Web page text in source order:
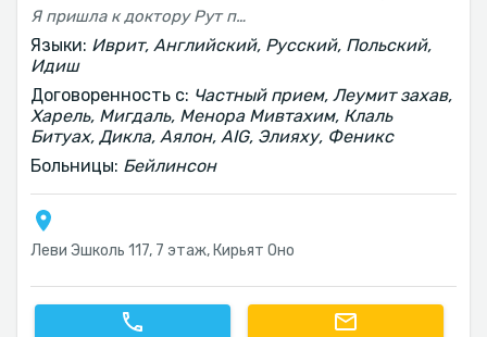
Я пришла к доктору Рут после наблюдения за миомами и по рекомендации рассмотреть лапароскопию. Я долго колебалась, стоит ли идти на операцию, и доктор Рут была исключительно внимательной и терпеливой. Она тщательно изучила все документы и результаты анализов, выслушала каждый вопрос и ясно объяснила все варианты. Кроме того, она дала мне профессиональные рекомендации относительно гормональной заместительной терапии в период менопаузы — информацию, которую я не получила ни от одного другого гинеколога. Встреча с ней дала мне полную уверенность и ясное понимание дальнейших шагов и решений, которые мне необходимо принять. Я очень ценю профессиональный подход в лечении. Горячо рекомендую.
Языки: Иврит, Английский, Русский, Польский,
Идиш
Договоренность с: Частный прием, Леумит захав,
Харель, Мигдаль, Менора Мивтахим, Клаль
Битуах, Дикла, Аялон, AIG, Элияху, Феникс
Больницы: Бейлинсон
Леви Эшколь 117, 7 этаж, Кирьят Оно